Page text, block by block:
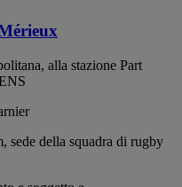
alla stazione Part
sede della squadra di rugby